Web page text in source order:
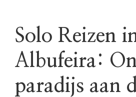
Solo Reizen
Albufeira:
paradijs aan